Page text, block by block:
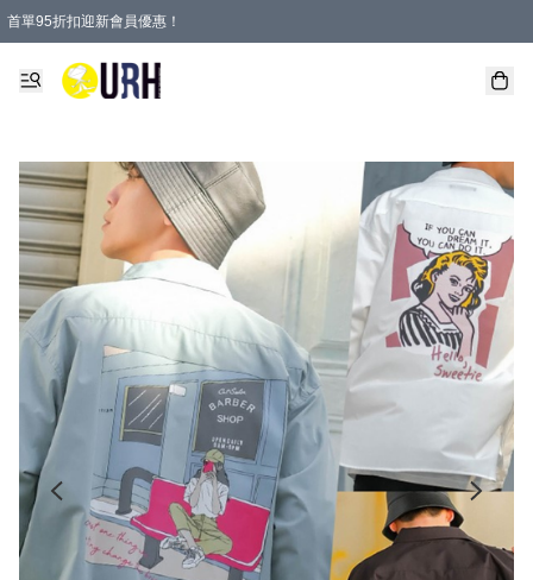
首單95折扣迎新會員優惠！
特選會員可享全單低至 95 折優惠！
單一訂單滿HKD600(澳門HKD800)包郵寄順豐送到家。